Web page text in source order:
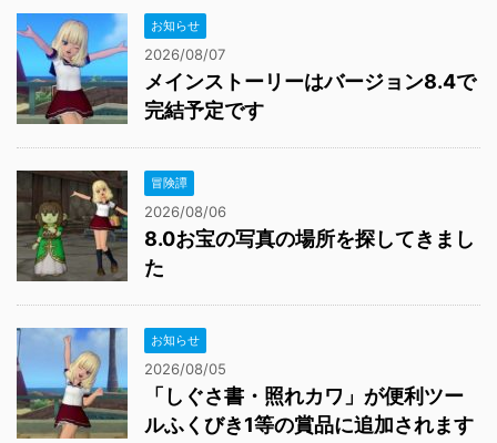
お知らせ
2026/08/07
メインストーリーはバージョン8.4で
完結予定です
冒険譚
2026/08/06
8.0お宝の写真の場所を探してきまし
た
お知らせ
2026/08/05
「しぐさ書・照れカワ」が便利ツー
ルふくびき1等の賞品に追加されます